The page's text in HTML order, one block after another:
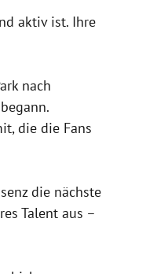
aktiv ist. Ihre
nach
die die Fans
die nächste
Talent aus –